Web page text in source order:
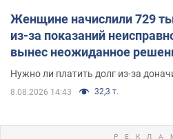
Женщине начислили 729
из-за показаний
вынес неожиданное
Нужно ли платить долг из-за
8.08.2026 14:43 32,3 т.